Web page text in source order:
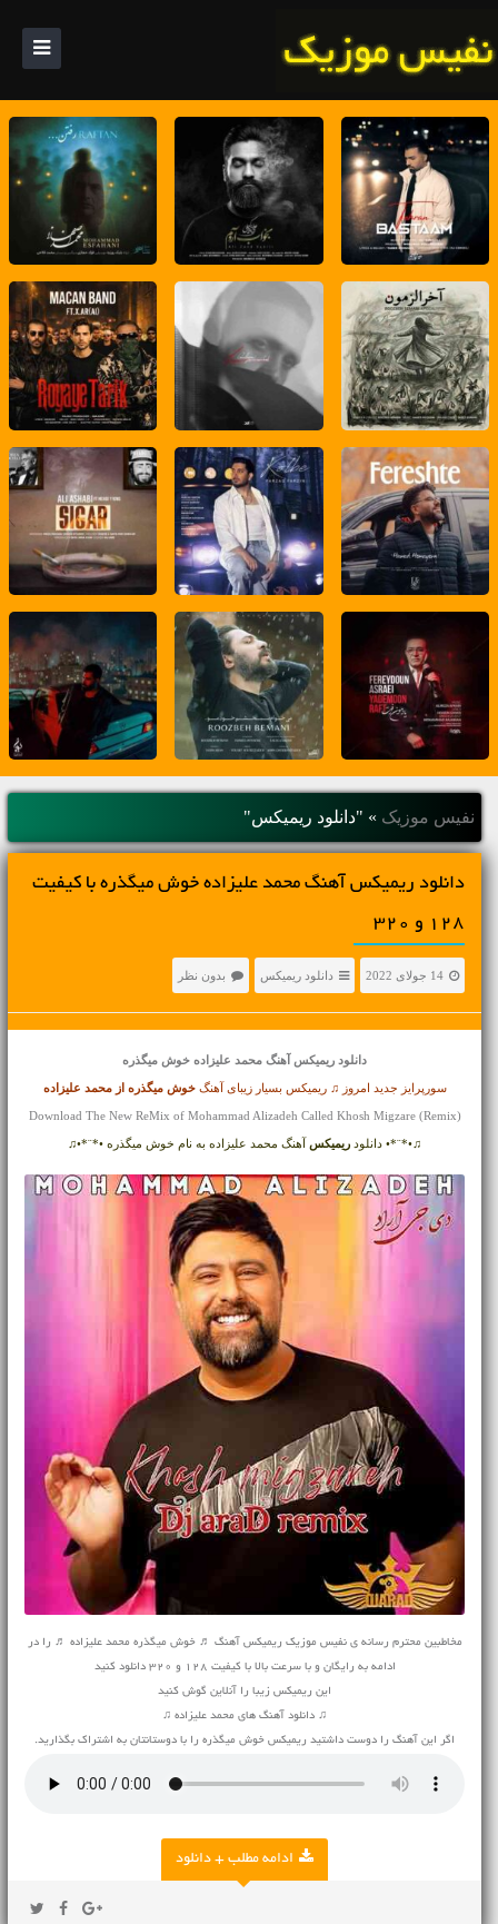
نفیس موزیک » "دانلود ریمیکس"
دانلود ریمیکس آهنگ محمد علیزاده خوش میگذره با کیفیت
128 و 320
14 جولای 2022 دانلود ریمیکس بدون نظر
دانلود ریمیکس آهنگمحمد علیزاده خوش میگذره
سورپرایز جدید امروز ♫ ریمیکس بسیار زیبای آهنگخوش میگذره ازمحمد علیزاده
Download The New ReMix of Mohammad Alizadeh Called Khosh Migzare (Remix)
♫•*¨*• دانلود ریمیکس آهنگ محمد علیزاده به نام خوش میگذره •*¨*•♫
مخاطبین محترم رسانه ی نفیس موزیک ریمیکس آهنگ ♬ خوش میگذره محمد علیزاده ♬ را در
ادامه به رایگان و با سرعت بالا با کیفیت 128 و 320 دانلود کنید
این ریمیکس زیبا را آنلاین گوش کنید
♫ دانلود آهنگ های محمد علیزاده ♫
اگر این آهنگ را دوست داشتید ریمیکس خوش میگذره را با دوستانتان به اشتراک بگذارید.
ادامه مطلب + دانلود